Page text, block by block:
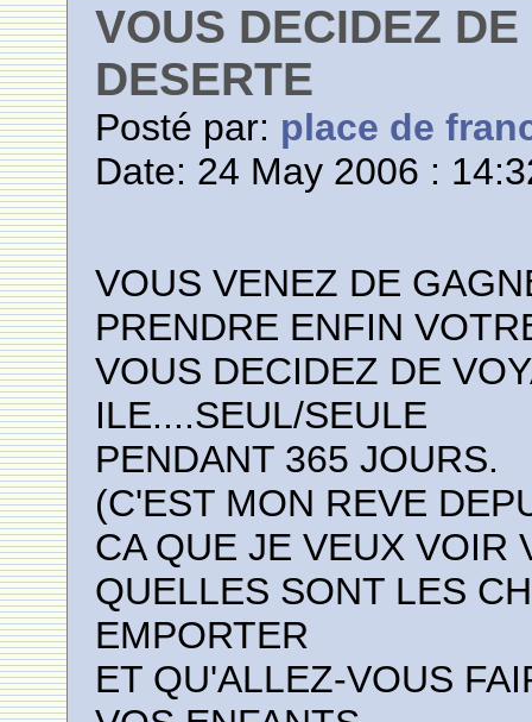
VOUS DECIDEZ
DESERTE
Posté par: place de
Date: 24 May 2006 :
VOUS VENEZ DE
PRENDRE ENFIN
VOUS DECIDEZ DE
ILE....SEUL/SEULE
PENDANT 365 JOURS.
(C'EST MON REVE
CA QUE JE VEUX VOIR
QUELLES SONT LES
EMPORTER
ET QU'ALLEZ-VOUS